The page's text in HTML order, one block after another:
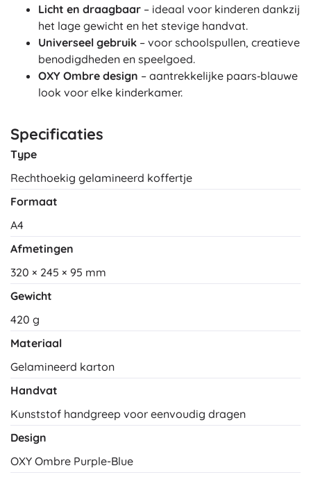
Licht en draagbaar – ideaal voor kinderen dankzij
het lage gewicht en het stevige handvat.
Universeel gebruik – voor schoolspullen, creatieve
benodigdheden en speelgoed.
OXY Ombre design – aantrekkelijke paars‑blauwe
look voor elke kinderkamer.
Specificaties
Type
Rechthoekig gelamineerd koffertje
Formaat
A4
Afmetingen
320 × 245 × 95 mm
Gewicht
420 g
Materiaal
Gelamineerd karton
Handvat
Kunststof handgreep voor eenvoudig dragen
Design
OXY Ombre Purple-Blue